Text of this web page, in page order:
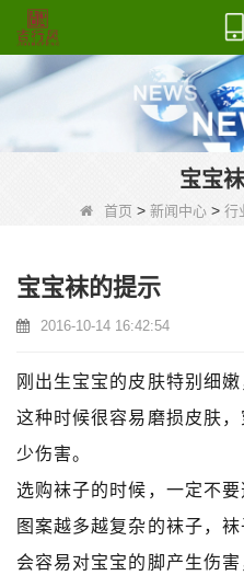
宝宝
首页 > 新闻中心 > 行
宝宝袜的提示
2016-10-14 16:42:54
刚出生宝宝的皮肤特别细
这种时候很容易磨损皮肤
少伤害。
选购袜子的时候，一定不
图案越多越复杂的袜子，
会容易对宝宝的脚产生伤